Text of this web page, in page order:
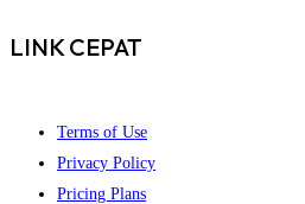
LINK CEPAT
Terms of Use
Privacy Policy
Pricing Plans